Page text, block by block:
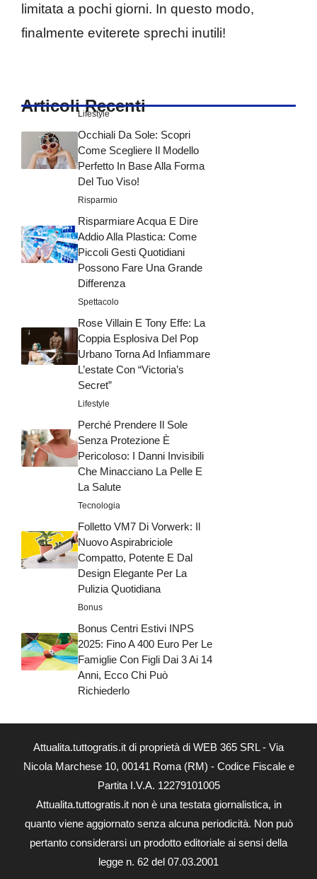
limitata a pochi giorni. In questo modo,
finalmente eviterete sprechi inutili!
Articoli Recenti
Lifestyle
Occhiali Da Sole: Scopri
Come Scegliere Il Modello
Perfetto In Base Alla Forma
Del Tuo Viso!
Risparmio
Risparmiare Acqua E Dire
Addio Alla Plastica: Come
Piccoli Gesti Quotidiani
Possono Fare Una Grande
Differenza
Spettacolo
Rose Villain E Tony Effe: La
Coppia Esplosiva Del Pop
Urbano Torna Ad Infiammare
L’estate Con “Victoria’s
Secret”
Lifestyle
Perché Prendere Il Sole
Senza Protezione È
Pericoloso: I Danni Invisibili
Che Minacciano La Pelle E
La Salute
Tecnologia
Folletto VM7 Di Vorwerk: Il
Nuovo Aspirabriciole
Compatto, Potente E Dal
Design Elegante Per La
Pulizia Quotidiana
Bonus
Bonus Centri Estivi INPS
2025: Fino A 400 Euro Per Le
Famiglie Con Figli Dai 3 Ai 14
Anni, Ecco Chi Può
Richiederlo
Attualita.tuttogratis.it di proprietà di WEB 365 SRL - Via
Nicola Marchese 10, 00141 Roma (RM) - Codice Fiscale e
Partita I.V.A. 12279101005
Attualita.tuttogratis.it non è una testata giornalistica, in
quanto viene aggiornato senza alcuna periodicità. Non può
pertanto considerarsi un prodotto editoriale ai sensi della
legge n. 62 del 07.03.2001